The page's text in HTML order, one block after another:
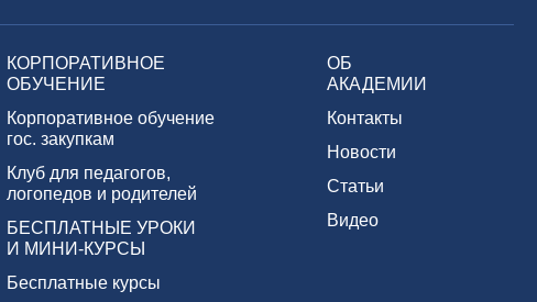
КОРПОРАТИВНОЕ
ОБУЧЕНИЕ
Корпоративное обучение
гос. закупкам
Клуб для педагогов,
логопедов и родителей
БЕСПЛАТНЫЕ УРОКИ
И МИНИ-КУРСЫ
Бесплатные курсы
ОБ
АКАДЕМИИ
Контакты
Новости
Статьи
Видео